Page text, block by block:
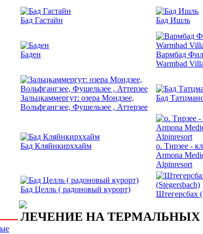
Бад Гастайн Бад Ишль
Баден
Вармбад
Warmbad
Зальцкаммергут: озера Мондзее,
Вольфгангзее, Фушельзее , Аттерзее
Бад
Бад Кляйнкирххайм
о. Тирзее -
Armona
Alpinresort
Бад Целль ( радоновый курорт)
Штегерсбах
ЛЕЧЕНИЕ НА ТЕРМАЛЬНЫХ